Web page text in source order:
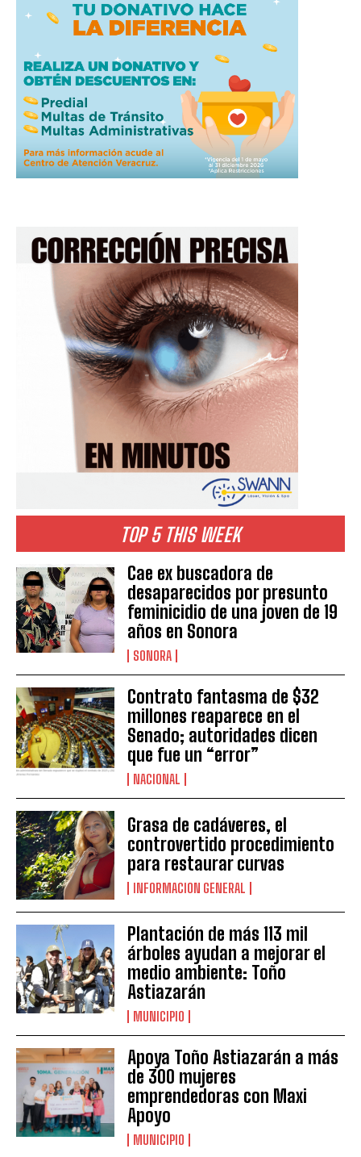
TOP 5 THIS WEEK
Cae ex buscadora de
desaparecidos por presunto
feminicidio de una joven de 19
años en Sonora
SONORA
Contrato fantasma de $32
millones reaparece en el
Senado; autoridades dicen
que fue un “error”
NACIONAL
Grasa de cadáveres, el
controvertido procedimiento
para restaurar curvas
INFORMACION GENERAL
Plantación de más 113 mil
árboles ayudan a mejorar el
medio ambiente: Toño
Astiazarán
MUNICIPIO
Apoya Toño Astiazarán a más
de 300 mujeres
emprendedoras con Maxi
Apoyo
MUNICIPIO